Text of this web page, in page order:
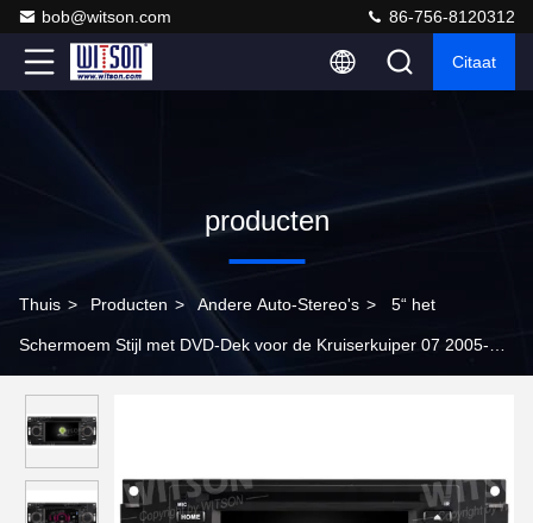
bob@witson.com 86-756-8120312
Citaat
producten
Thuis > Producten > Andere Auto-Stereo's > 5“ het
Schermoem Stijl met DVD-Dek voor de Kruiserkuiper 07 2005-